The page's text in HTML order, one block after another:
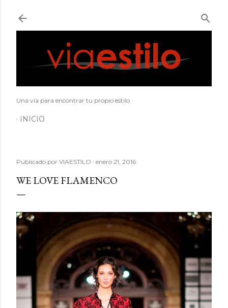
Una vía para encontrar tu propio estilo
INICIO
Publicado por VIAESTILO enero 21, 2016
WE LOVE FLAMENCO